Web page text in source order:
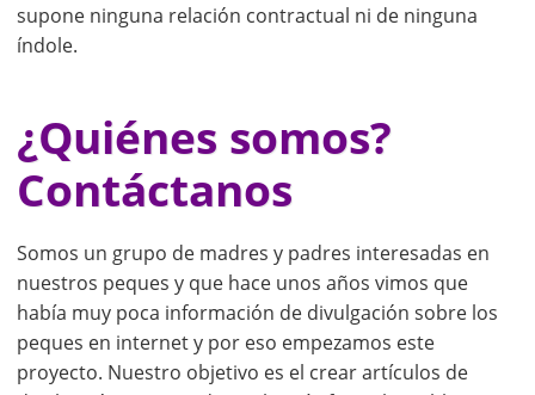
supone ninguna relación contractual ni de ninguna
índole.
¿Quiénes somos?
Contáctanos
Somos un grupo de madres y padres interesadas en
nuestros peques y que hace unos años vimos que
había muy poca información de divulgación sobre los
peques en internet y por eso empezamos este
proyecto. Nuestro objetivo es el crear artículos de